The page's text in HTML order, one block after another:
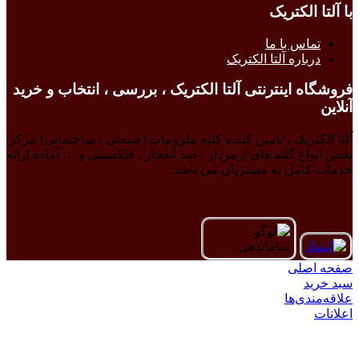
با آلتا الکتریک
تماس با ما
درباره آلتا الکتریک
فروشگاه اینترنتی آلتا الکتریک ، بررسی ، انتخاب و خرید
آنلاین
آلتا الکتریک ، تامین کننده کلیه ملزومات (صنعتی ، ساختمانی) مرکز
پخش انواع گلند های آرمردار ، ضد انفجار ، فلکسیبل و … آماده ارائه
خدمات کامل به مشتریان می باشد.
صفحه اصلی
سبد خرید
علاقه‌مندی‌ها
اعلانات